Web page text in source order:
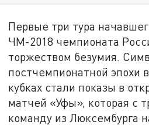
Первые три тура
ЧМ-2018 чемпионата
торжеством безумия.
постчемпионатной эпохи
кубках стали показы в
матчей «Уфы», которая с
команду из Люксембурга